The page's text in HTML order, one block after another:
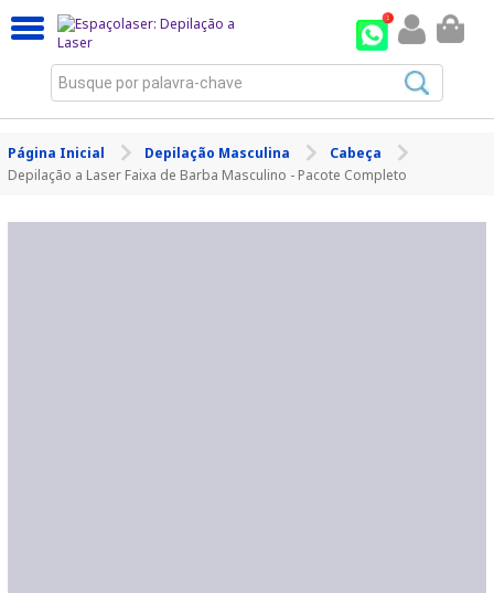
Busque por palavra-chave
Página Inicial Depilação Masculina
Cabeça
Depilação a Laser Faixa de Barba Masculino - Pacote Completo